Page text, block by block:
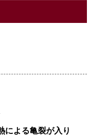
による亀裂が入り